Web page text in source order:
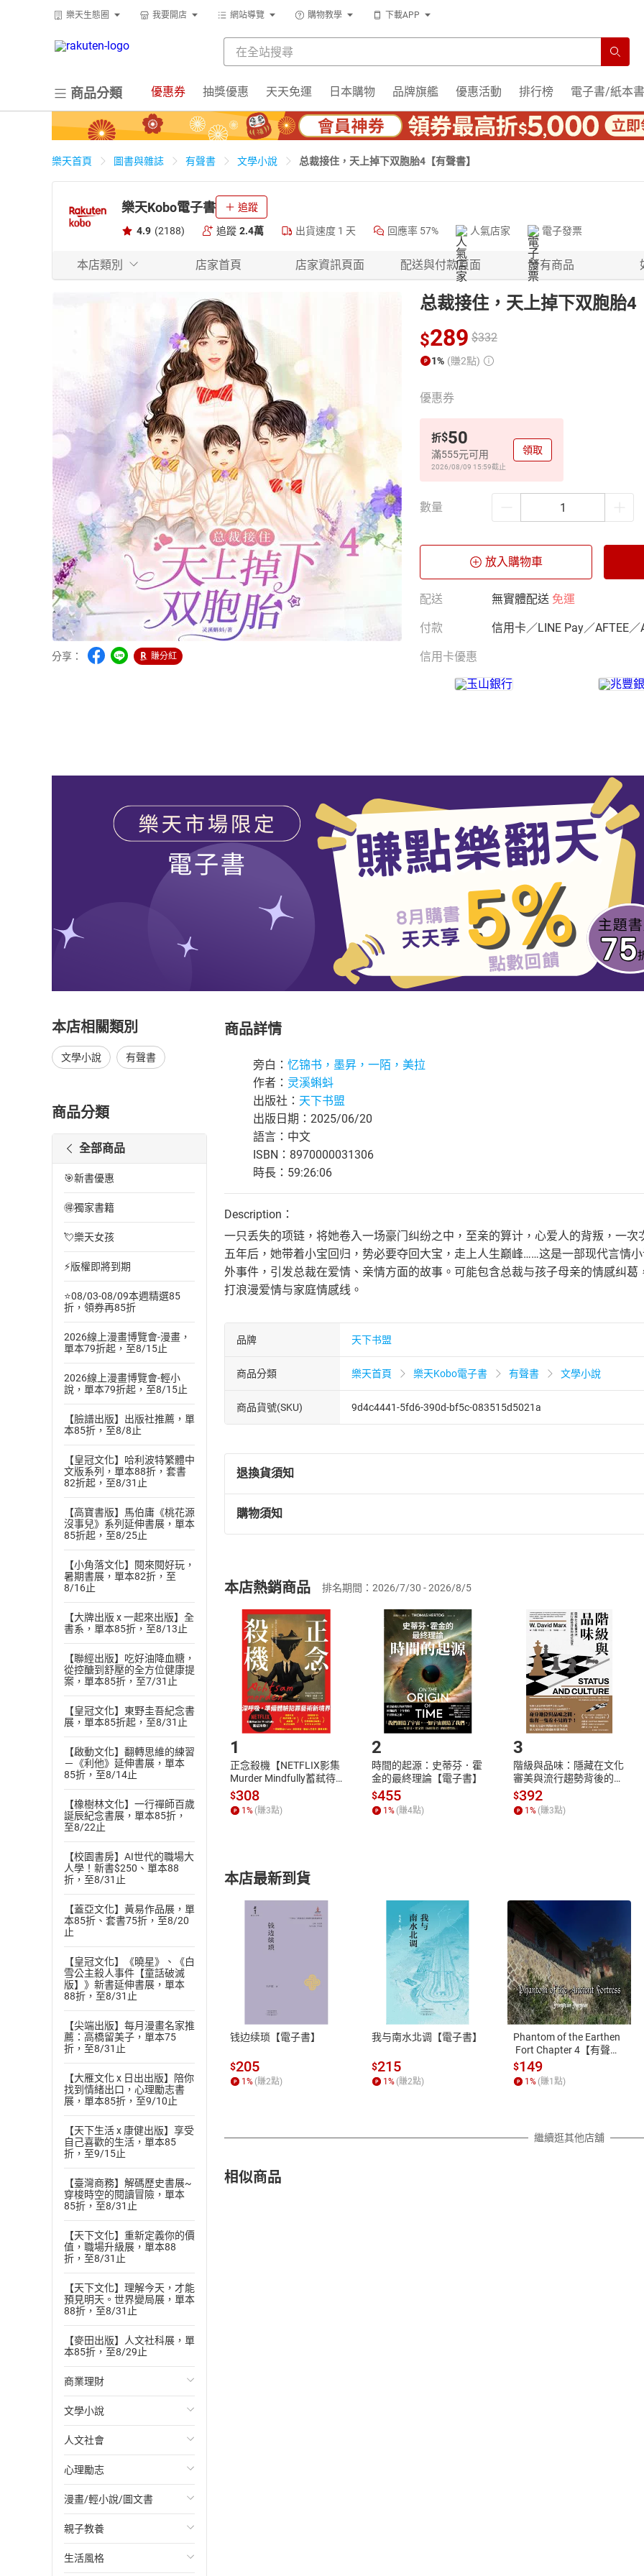
樂天生態圈 我要開店 網站導覽 購物教學 下載APP
商品分類 優惠券 抽獎優惠 天天免運 日本購物 品牌旗艦 優惠活動 排行榜 電子書/紙本書
樂天首頁 圖書與雜誌 有聲書 文學小說 总裁接住，天上掉下双胞胎4【有聲書】
樂天Kobo電子書 追蹤
4.9 (2188) 追蹤 2.4萬 出貨速度 1 天 回應率 57% 人氣店家 電子發票
本店類別 店家首頁 店家資訊頁面 配送與付款頁面 所有商品
分享： 賺分紅
总裁接住，天上掉下双胞胎4
$289 $332
1% (賺2點)
優惠券
折$50
滿555元可用
2026/08/09 15:59截止
領取
數量
放入購物車
配送 無實體配送 免運
付款 信用卡／LINE Pay／AFTEE／
信用卡優惠
本店相關類別
文學小說 有聲書
商品分類
全部商品
🎯新書優惠
🉐獨家書籍
💘樂天女孩
⚡版權即將到期
⭐08/03-08/09本週精選85
折，領券再85折
2026線上漫畫博覽會-漫畫，
單本79折起，至8/15止
2026線上漫畫博覽會-輕小
說，單本79折起，至8/15止
【臉譜出版】出版社推薦，單
本85折，至8/8止
【皇冠文化】哈利波特繁體中
文版系列，單本88折，套書
82折起，至8/31止
【高寶書版】馬伯庸《桃花源
沒事兒》系列延伸書展，單本
85折起，至8/25止
【小角落文化】閱來閱好玩，
暑期書展，單本82折，至
8/16止
【大牌出版 x 一起來出版】全
書系，單本85折，至8/13止
【聯經出版】吃好油降血糖，
從控醣到舒壓的全方位健康提
案，單本85折，至7/31止
【皇冠文化】東野圭吾紀念書
展，單本85折起，至8/31止
【啟動文化】翻轉思維的練習
－《利他》延伸書展，單本
85折，至8/14止
【橡樹林文化】一行禪師百歲
誕辰紀念書展，單本85折，
至8/22止
【校園書房】AI世代的職場大
人學！新書$250、單本88
折，至8/31止
【蓋亞文化】黃易作品展，單
本85折、套書75折，至8/20
止
【皇冠文化】《曉星》、《白
雪公主殺人事件【童話破滅
版】》新書延伸書展，單本
88折，至8/31止
【尖端出版】每月漫畫名家推
薦：高橋留美子，單本75
折，至8/31止
【大雁文化 x 日出出版】陪你
找到情緒出口，心理勵志書
展，單本85折，至9/10止
【天下生活 x 康健出版】享受
自己喜歡的生活，單本85
折，至9/15止
【臺灣商務】解碼歷史書展~
穿梭時空的閱讀冒險，單本
85折，至8/31止
【天下文化】重新定義你的價
值，職場升級展，單本88
折，至8/31止
【天下文化】理解今天，才能
預見明天。世界變局展，單本
88折，至8/31止
【麥田出版】人文社科展，單
本85折，至8/29止
商業理財
投資理財
經濟/趨勢
財務/金融
管理/領導
職場工作術
成功法
文學小說
歐美文學
日本文學
韓國文學
華文文學
經典文學
人文社會
國際關係
政治
社會科學
台灣/中國歷史
心理勵志
心靈成長/情緒
人際關係
兩性關係
漫畫/輕小說/圖文書
輕小說
奇幻/科幻
親子教養
教育現場
生活風格
商品詳情
旁白： 忆锦书，墨昇，一陌，美拉
作者： 灵溪蝌蚪
出版社： 天下书盟
出版日期：2025/06/20
語言：中文
ISBN：8970000031306
時長：59:26:06
Description：
一只丢失的项链，将她卷入一场豪门纠纷之中，至亲的算计，心爱人的背叛，一
五年后，她带着小宝回归，势必要夺回大宝，走上人生巅峰……这是一部现代言情
外事件，引发总裁在爱情、亲情方面的故事。可能包含总裁与孩子母亲的情感纠
打浪漫爱情与家庭情感线。
品牌 天下书盟
商品分類 樂天首頁 樂天Kobo電子書 有聲書 文學小說
商品貨號(SKU) 9d4c4441-5fd6-390d-bf5c-083515d5021a
退換貨須知
退換貨規定：
(一)依消費者保護法第19條第1項後段暨通訊交易解除權合理例外情事適用
(二)消費者訂購本店鋪之商品即代表知悉本店鋪所銷售之商品為電子書，
且已下載/存取電子書，不得請求退貨退款。
退貨方式：您欲取消訂單或辦理退貨時，請登入樂天市場，並於「我的訂單
貨」，本店鋪將依您的申請進行審核，待審核通過後將為您辦理退款事宜。
請注意，樂天市場須以整筆訂單為單位進行取消/退貨，恕無法以單支商品取
購物須知
挑選商品
Choose
放入購物車
Shopping cart
登入帳號
Login
購書後，如何開始使用？
Step1.選擇閱讀載具 Step2.登入
付款方式
ATM轉帳、信用卡、LINE PAY、AFTEE
退換貨規範
本店是否提供消費者保護法七日猶
之權利，遽消費者保護法及通訊交
除權合理例外情事適用準則，依商
質各有不同規定。詳細退換貨說明
照各商品說明。
本店熱銷商品 排名期間：2026/7/30 - 2026/8/5
1
正念殺機【NETFLIX影集
Murder Mindfully蓄弒待
發】【電子書】
$308
1% (賺3點)
2
時間的起源：史蒂芬．霍
金的最終理論【電子書】
$455
1% (賺4點)
3
階級與品味：隱藏在文化
審美與流行趨勢背後的地
位渴望【電子書】
$392
1% (賺3點)
本店最新到貨
钱边续琐【電子書】
$205
1 % (賺2點)
我与南水北调【電子書】
$215
1 % (賺2點)
Phantom of the Earthen
Fort Chapter 4【有聲
書】
$149
1 % (賺1 點)
繼續逛其他店舖
相似商品